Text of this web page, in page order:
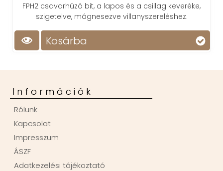
FPH2 csavarhúzó bit, a lapos és a csillag keveréke,
szigetelve, mágnesezve villanyszereléshez.
Kosárba
Információk
Rólunk
Kapcsolat
Impresszum
ÁSZF
Adatkezelési tájékoztató